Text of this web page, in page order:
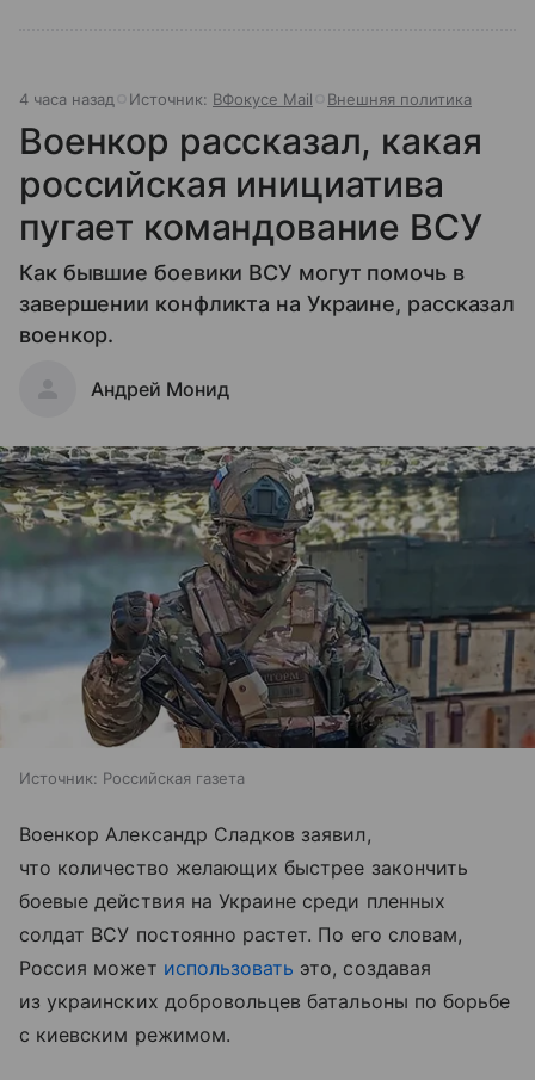
4 часа назад Источник: ВФокусе Mail Внешняя политика
Военкор рассказал, какая
российская инициатива
пугает командование ВСУ
Как бывшие боевики ВСУ могут помочь в
завершении конфликта на Украине, рассказал
военкор.
Андрей Монид
Источник: Российская газета
Военкор Александр Сладков заявил,
что количество желающих быстрее закончить
боевые действия на Украине среди пленных
солдат ВСУ постоянно растет. По его словам,
Россия может использовать это, создавая
из украинских добровольцев батальоны по борьбе
с киевским режимом.